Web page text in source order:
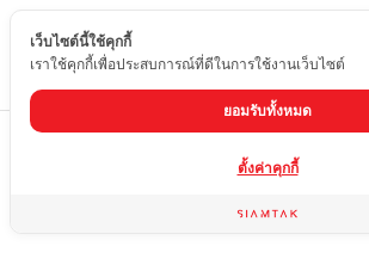
TH
ใบตัดหินอ่อน หินแกรนิต หินอ่อนเที
เว็บไซต์นี้ใช้คุกกี้
เราใช้คุกกี้เพื่อประสบการณ์ที่ดีในการใช้งานเว็บไซต์
ยอมรับทั้งหมด
ตั้งค่าคุกกี้